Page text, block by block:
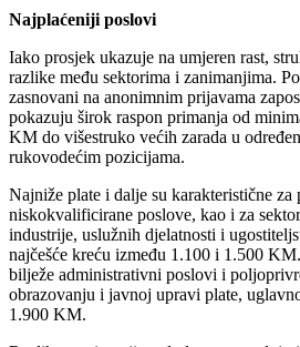
Najplaćeniji poslovi
Iako prosjek ukazuje na umjeren rast,
razlike među sektorima i zanimanjima.
zasnovani na anonimnim prijavama
pokazuju širok raspon primanja od
KM do višestruko većih zarada u
rukovodećim pozicijama.
Najniže plate i dalje su karakteristične za
niskokvalificirane poslove, kao i za
industrije, uslužnih djelatnosti i
najčešće kreću između 1.100 i 1.500
bilježe administrativni poslovi i
obrazovanju i javnoj upravi plate,
1.900 KM.